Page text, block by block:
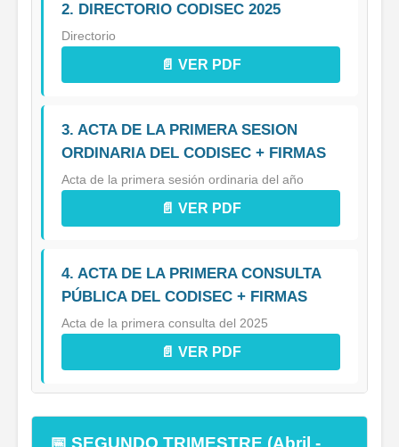
2. DIRECTORIO CODISEC 2025
Directorio
📄 VER PDF
3. ACTA DE LA PRIMERA SESION
ORDINARIA DEL CODISEC + FIRMAS
Acta de la primera sesión ordinaria del año
📄 VER PDF
4. ACTA DE LA PRIMERA CONSULTA
PÚBLICA DEL CODISEC + FIRMAS
Acta de la primera consulta del 2025
📄 VER PDF
📅 SEGUNDO TRIMESTRE (Abril -